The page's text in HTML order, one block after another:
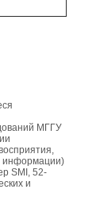
МГГУ
информации)
SMI , 52-
и